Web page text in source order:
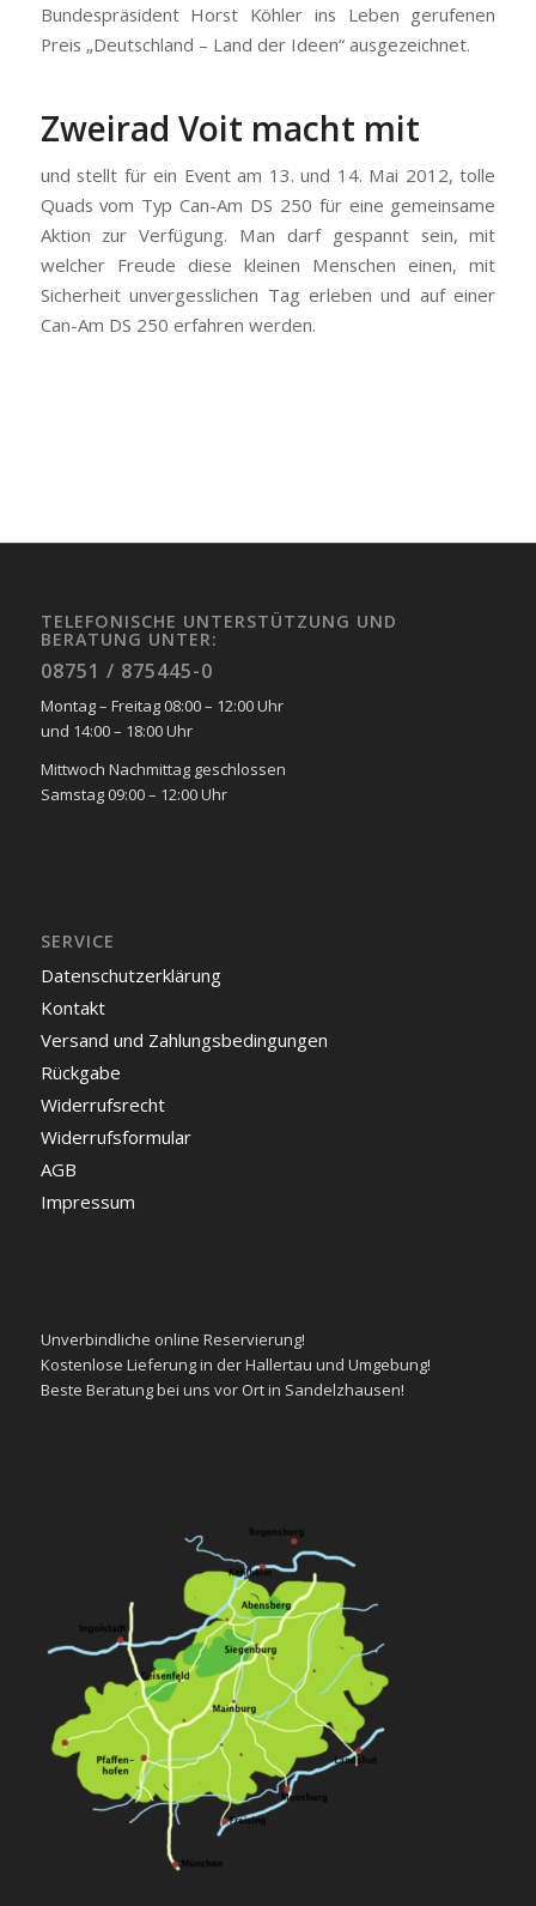
Bundespräsident Horst Köhler ins Leben gerufenen
Preis „Deutschland – Land der Ideen“ ausgezeichnet.
Zweirad Voit macht mit
und stellt für ein Event am 13. und 14. Mai 2012, tolle
Quads vom Typ Can-Am DS 250 für eine gemeinsame
Aktion zur Verfügung. Man darf gespannt sein, mit
welcher Freude diese kleinen Menschen einen, mit
Sicherheit unvergesslichen Tag erleben und auf einer
Can-Am DS 250 erfahren werden.
TELEFONISCHE UNTERSTÜTZUNG UND
BERATUNG UNTER:
08751 / 875445-0
Montag – Freitag 08:00 – 12:00 Uhr
und 14:00 – 18:00 Uhr
Mittwoch Nachmittag geschlossen
Samstag 09:00 – 12:00 Uhr
SERVICE
Datenschutzerklärung
Kontakt
Versand und Zahlungsbedingungen
Rückgabe
Widerrufsrecht
Widerrufsformular
AGB
Impressum
Unverbindliche online Reservierung!
Kostenlose Lieferung in der Hallertau und Umgebung!
Beste Beratungbei uns vor Ort in Sandelzhausen!